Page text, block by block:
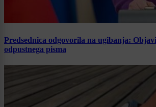
Predsednica odgovorila na ugibanja:
odpustnega pisma